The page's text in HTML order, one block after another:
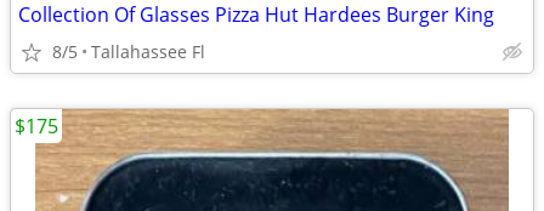
Collection Of Glasses Pizza Hut Hardees Burger King
8/5 Tallahassee Fl
$175